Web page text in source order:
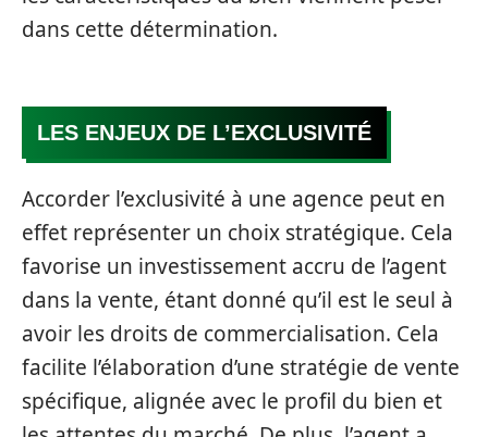
dans cette détermination.
LES ENJEUX DE L’EXCLUSIVITÉ
Accorder l’exclusivité à une agence peut en
effet représenter un choix stratégique. Cela
favorise un investissement accru de l’agent
dans la vente, étant donné qu’il est le seul à
avoir les droits de commercialisation. Cela
facilite l’élaboration d’une stratégie de vente
spécifique, alignée avec le profil du bien et